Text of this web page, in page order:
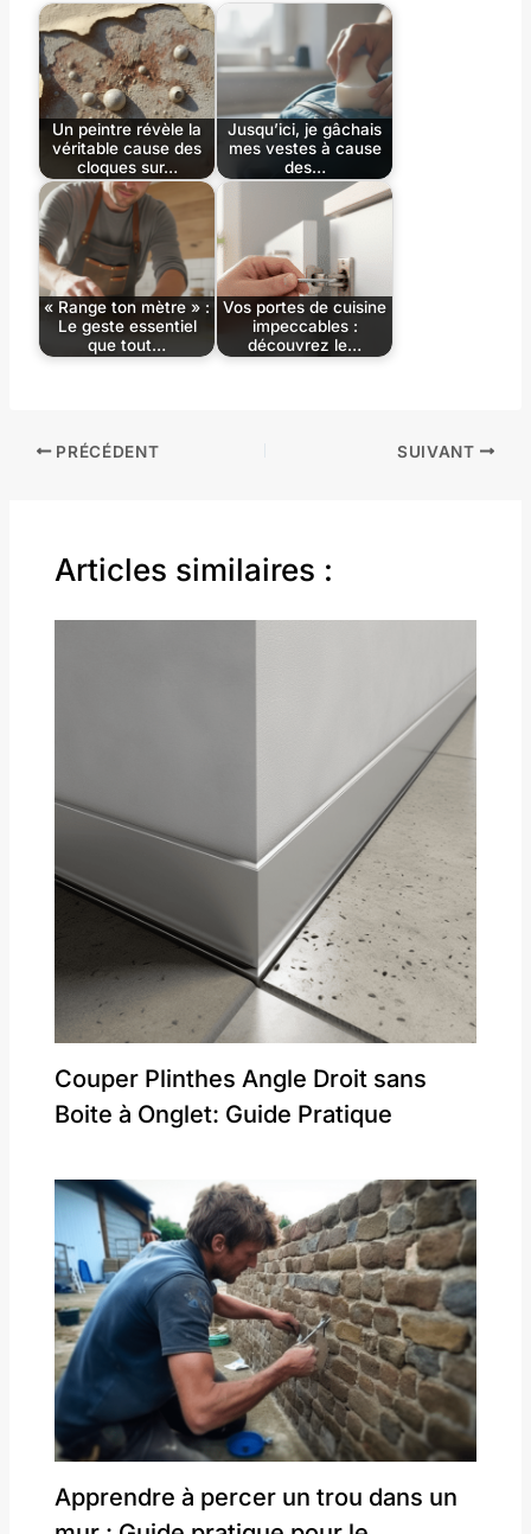
Un peintre révèle la
véritable cause des
cloques sur…
Jusqu’ici, je gâchais
mes vestes à cause
des…
« Range ton mètre » :
Le geste essentiel
que tout…
Vos portes de cuisine
impeccables :
découvrez le…
PRÉCÉDENT SUIVANT
Articles similaires :
Couper Plinthes Angle Droit sans
Boite à Onglet: Guide Pratique
Apprendre à percer un trou dans un